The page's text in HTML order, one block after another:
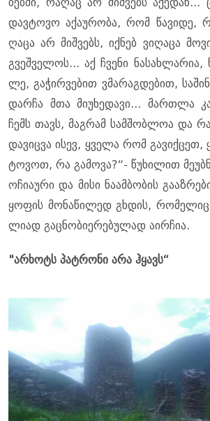
დავ­ტო­ვო აქა­უ­რო­ბა, რომ წა­ვი­დე,
ღა­ცა არ მიშ­ვებს, იქ­ნებ ვი­ღა­ცა
გვეშ­ვე­ლოს... აქ ჩვე­ნი ნა­სახ­ლა­რია,
ლე, გა­ჭირ­ვე­ბით ვმა­რაგ­დე­ბით,
დარ­ჩა მთა მი­უ­ხე­და­ვი... მარ­თლა
ჩემს თავს, მაგ­რამ სამ­შობ­ლოა და
და­ვიც­ვა ისევ, ყვე­ლა რომ
ტო­ვოთ, რა გა­მო­ვა?“- წუ­ხი­ლით
ოჩი­ა­უ­რი და მისი ნა­ამ­ბო­ბის
ყო­ფის მო­ნა­წი­ლედ გხდის,
ლი­ად გაც­ნო­ბი­ე­რე­ბუ­ლად აირ­ჩია.
"არ­ხოტს პატ­რო­ნი არა ჰყავს“